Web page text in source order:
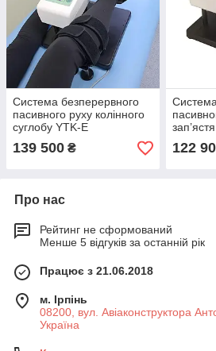
Система безперервного
пасивного руху колінного
суглобу YTK-E
139 500 ₴ 122
Про нас
Рейтинг не сформований
Менше 5 відгуків за останній рік
Працює з 21.06.2018
м. Ірпінь
08200, вул. Авіаконструктора
Україна